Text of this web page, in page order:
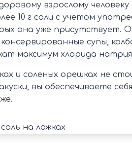
взрослому
10 г соли с учетом
она уже присутствует.
супы,
максимум хлорида
и соленых орешках не
вы обеспечиваете